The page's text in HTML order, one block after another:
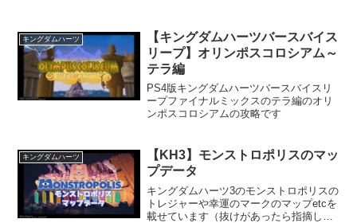
キングダムハーツ
【キングダムハーツバースバイス
リープ】オリンポスコロシアム～
テラ編
PS4版キングダムハーツバースバイスリ
ープファイナルミックスのテラ編のオリ
ンポスコロシアムの攻略です
キングダムハーツ
【KH3】モンストロポリスのマッ
プデータ
キングダムハーツ3のモンストロポリスの
トレジャーや幸運のマークのマップetcを
載せています（抜けがあったら指摘して